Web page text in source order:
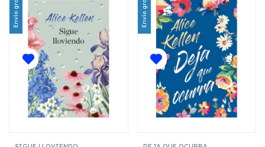
Envío gratis Envío gratis